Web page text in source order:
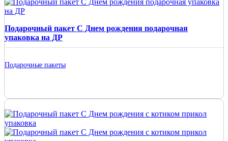
Подарочный пакет С Днем рождения подарочная
упаковка на ДР
Подарочные пакеты